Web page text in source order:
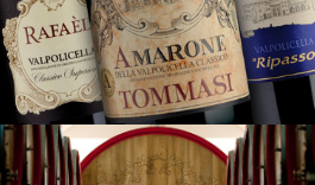
La Famiglia